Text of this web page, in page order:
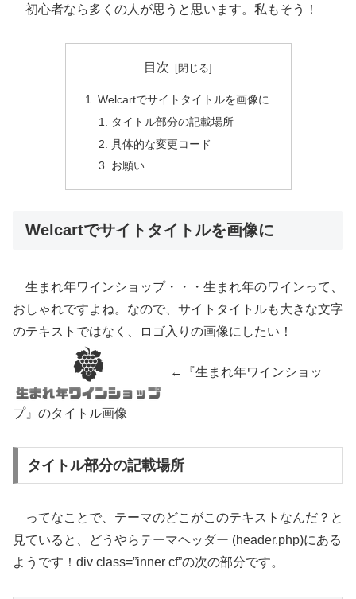
初心者なら多くの人が思うと思います。私もそう！
目次
Welcartでサイトタイトルを画像に
タイトル部分の記載場所
具体的な変更コード
お願い
Welcartでサイトタイトルを画像に
生まれ年ワインショップ・・・生まれ年のワインって、
おしゃれですよね。なので、サイトタイトルも大きな文字
のテキストではなく、ロゴ入りの画像にしたい！
←『生まれ年ワインショッ
プ』のタイトル画像
タイトル部分の記載場所
ってなことで、テーマのどこがこのテキストなんだ？と
見ていると、どうやらテーマヘッダー (header.php)にある
ようです！div class=”inner cf”の次の部分です。